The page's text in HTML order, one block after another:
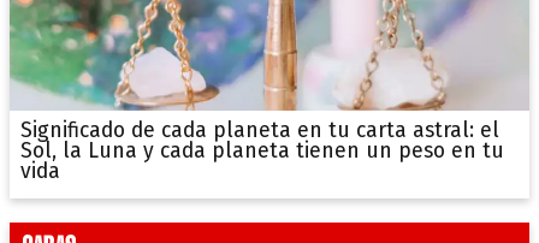
Significado de cada planeta en tu carta astral: el
Sol, la Luna y cada planeta tienen un peso en tu
vida